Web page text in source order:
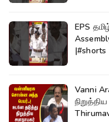
EPS
|#shorts
Vanni